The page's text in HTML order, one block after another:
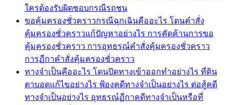
ใครต้องรับผิดชอบกรณีรถชน
ขอคุ้มครองชั่วคราวกรณีฉุกเฉินคืออะไร โดนคำสั่ง
คุ้มครองชั่วคราวแก้ปัญหาอย่างไร การคัดค้านการขอ
คุ้มครองชั่วคราว การอุทธรณ์คำสั่งคุ้มครองชั่วคราว
การฏีกาคำสั่งคุ้มครองชั่วคราว
ทางจำเป็นคืออะไร โดนปิดทางเข้าออกทำอย่างไร ที่ดิน
ตาบอดแก้ไขอย่างไร ฟ้องคดีทางจำเป็นอย่างไร ต่อสู้คดี
ทางจำเป็นอย่างไร อุทธรณ์ฏีกาคดีทางจำเป็นหรือที่